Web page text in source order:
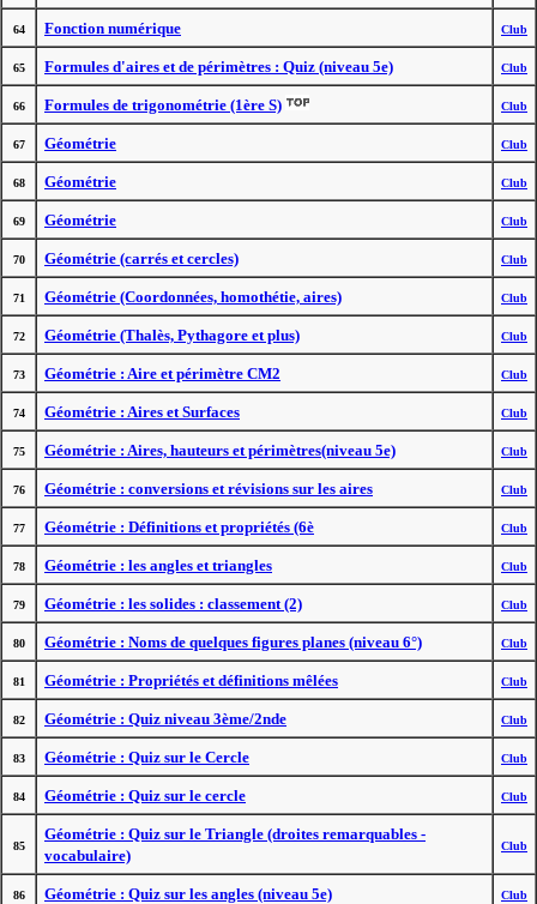
64 Fonction numérique Club
65 Formules d'aires et de périmètres : Quiz (niveau 5e) Club
66 Formules de trigonométrie (1ère S) Club
67 Géométrie Club
68 Géométrie Club
69 Géométrie Club
70 Géométrie (carrés et cercles) Club
71 Géométrie (Coordonnées, homothétie, aires) Club
72 Géométrie (Thalès, Pythagore et plus) Club
73 Géométrie : Aire et périmètre CM2 Club
74 Géométrie : Aires et Surfaces Club
75 Géométrie : Aires, hauteurs et périmètres(niveau 5e) Club
76 Géométrie : conversions et révisions sur les aires Club
77 Géométrie : Définitions et propriétés (6è Club
78 Géométrie : les angles et triangles Club
79 Géométrie : les solides : classement (2) Club
80 Géométrie : Noms de quelques figures planes (niveau 6°) Club
81 Géométrie : Propriétés et définitions mêlées Club
82 Géométrie : Quiz niveau 3ème/2nde Club
83 Géométrie : Quiz sur le Cercle Club
84 Géométrie : Quiz sur le cercle Club
85
Géométrie : Quiz sur le Triangle (droites remarquables -
vocabulaire)
Club
86 Géométrie : Quiz sur les angles (niveau 5e) Club